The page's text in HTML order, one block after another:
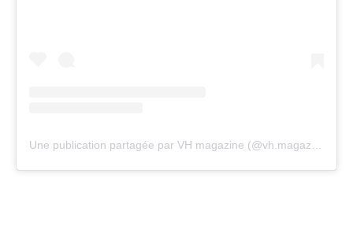
Une publication partagée par VH magazine (@vh.magazine)